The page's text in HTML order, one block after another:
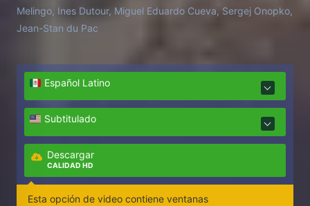
Melingo, Ines Dutour, Miguel Eduardo Cueva, Sergej Onopko,
Jean-Stan du Pac
Español Latino
Subtitulado
Descargar
CALIDAD HD
Esta opción de video contiene ventanas